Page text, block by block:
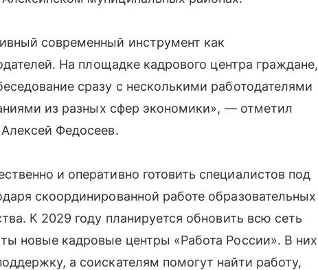
современный инструмент как
На площадке кадрового центра граждане,
сразу с несколькими работодателями
из разных сфер экономики», — отметил
Федосеев.
и оперативно готовить специалистов под
скоординированной работе образовательных
К 2029 году планируется обновить всю сеть
новые кадровые центры «Работа России». В них
а соискателям помогут найти работу,